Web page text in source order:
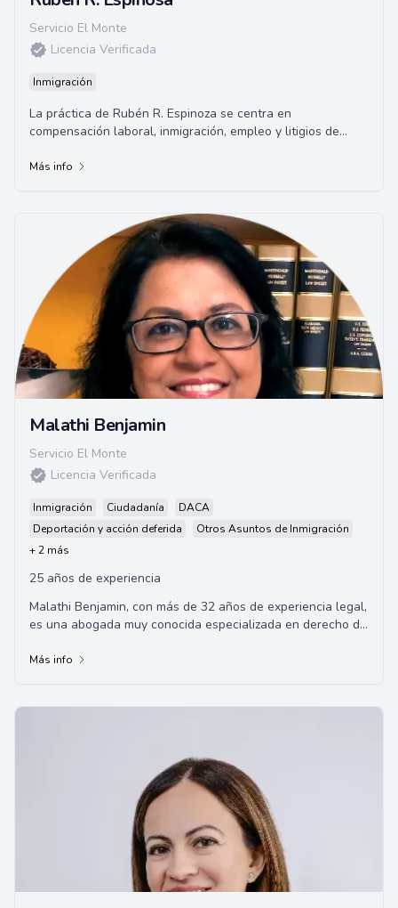
Servicio El Monte
Licencia Verificada
Inmigración
La práctica de Rubén R. Espinoza se centra en
compensación laboral, inmigración, empleo y litigios de
Más info
Malathi Benjamin
Servicio El Monte
Licencia Verificada
Inmigración Ciudadanía
DACA
Deportación y acción deferida
Otros Asuntos de Inmigración
+ 2 más
25 años de experiencia
Malathi Benjamin, con más de 32 años de experiencia legal,
es una abogada muy conocida especializada en derecho de
Más info